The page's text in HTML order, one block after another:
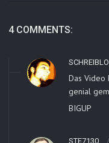
4 COMMENTS:
Das Video
genial
BIGUP
STE7130